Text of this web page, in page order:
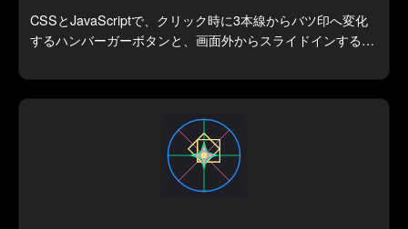
CSSとJavaScriptで、クリック時に3本線からバツ印へ変化
するハンバーガーボタンと、画面外からスライドインするサ